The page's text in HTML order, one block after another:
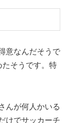
意なんだそうで
そうです。特
んが何人かいる
けでサッカーチ